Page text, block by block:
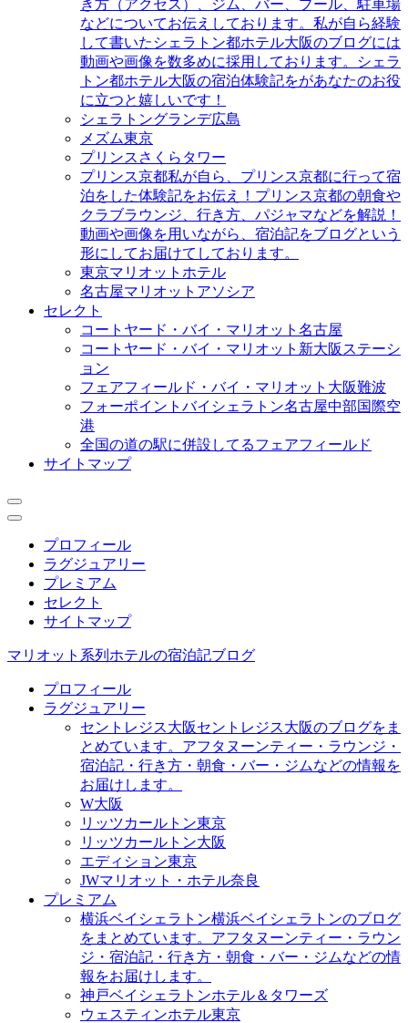
き方（アクセス）、ジム、バー、プール、駐車場
などについてお伝えしております。私が自ら経験
して書いたシェラトン都ホテル大阪のブログには
動画や画像を数多めに採用しております。シェラ
トン都ホテル大阪の宿泊体験記をがあなたのお役
に立つと嬉しいです！
シェラトングランデ広島
メズム東京
プリンスさくらタワー
プリンス京都私が自ら、プリンス京都に行って宿
泊をした体験記をお伝え！プリンス京都の朝食や
クラブラウンジ、行き方、パジャマなどを解説！
動画や画像を用いながら、宿泊記をブログという
形にしてお届けてしております。
東京マリオットホテル
名古屋マリオットアソシア
セレクト
コートヤード・バイ・マリオット名古屋
コートヤード・バイ・マリオット新大阪ステーシ
ョン
フェアフィールド・バイ・マリオット大阪難波
フォーポイントバイシェラトン名古屋中部国際空
港
全国の道の駅に併設してるフェアフィールド
サイトマップ
プロフィール
ラグジュアリー
プレミアム
セレクト
サイトマップ
マリオット系列ホテルの宿泊記ブログ
プロフィール
ラグジュアリー
セントレジス大阪セントレジス大阪のブログをま
とめています。アフタヌーンティー・ラウンジ・
宿泊記・行き方・朝食・バー・ジムなどの情報を
お届けします。
W大阪
リッツカールトン東京
リッツカールトン大阪
エディション東京
JWマリオット・ホテル奈良
プレミアム
横浜ベイシェラトン横浜ベイシェラトンのブログ
をまとめています。アフタヌーンティー・ラウン
ジ・宿泊記・行き方・朝食・バー・ジムなどの情
報をお届けします。
神戸ベイシェラトンホテル＆タワーズ
ウェスティンホテル東京